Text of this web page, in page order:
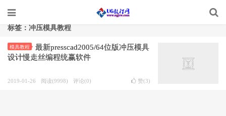
标签：冲压模具教程
模具教程
最新presscad2005/64位版冲压模具
设计慢走丝编程统赢软件
2019-01-26 阅读(9998) 评论(0) 赞(3)